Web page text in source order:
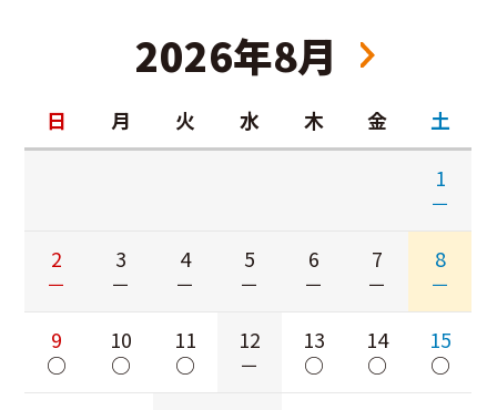
2026年8月
日 月 火 水 木 金
土
1
－
2
－
3
－
4
－
5
－
6
－
7
－
8
－
9
○
10
○
11
○
12
－
13
○
14
○
15
○